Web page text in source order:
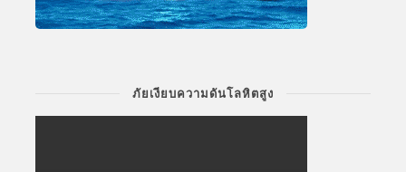
ภัยเงียบความดันโลหิตสูง